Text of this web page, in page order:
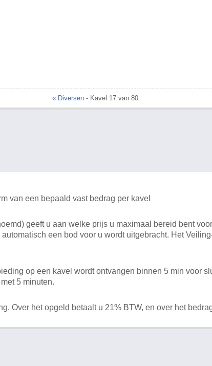
« Diversen - Kavel 17 van 80
van een bepaald vast bedrag per kavel
geeft u aan welke prijs u maximaal bereid bent
een bod voor u wordt uitgebracht. Het
op een kavel wordt ontvangen binnen 5 min voor
5 minuten.
Over het opgeld betaalt u 21% BTW, en over het